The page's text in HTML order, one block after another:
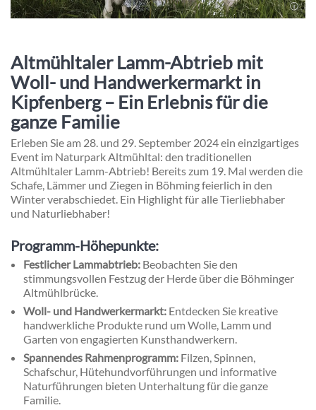
Altmühltaler Lamm-Abtrieb mit
Woll- und Handwerkermarkt in
Kipfenberg – Ein Erlebnis für die
ganze Familie
Erleben Sie am 28. und 29. September 2024 ein einzigartiges
Event im Naturpark Altmühltal: den traditionellen
Altmühltaler Lamm-Abtrieb! Bereits zum 19. Mal werden die
Schafe, Lämmer und Ziegen in Böhming feierlich in den
Winter verabschiedet. Ein Highlight für alle Tierliebhaber
und Naturliebhaber!
Programm-Höhepunkte:
Festlicher Lammabtrieb: Beobachten Sie den
stimmungsvollen Festzug der Herde über die Böhminger
Altmühlbrücke.
Woll- und Handwerkermarkt: Entdecken Sie kreative
handwerkliche Produkte rund um Wolle, Lamm und
Garten von engagierten Kunsthandwerkern.
Spannendes Rahmenprogramm: Filzen, Spinnen,
Schafschur, Hütehundvorführungen und informative
Naturführungen bieten Unterhaltung für die ganze
Familie.